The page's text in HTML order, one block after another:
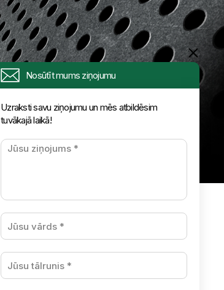
Nosūtīt mums ziņojumu
Uzraksti savu ziņojumu un mēs atbildēsim
tuvākajā laikā!